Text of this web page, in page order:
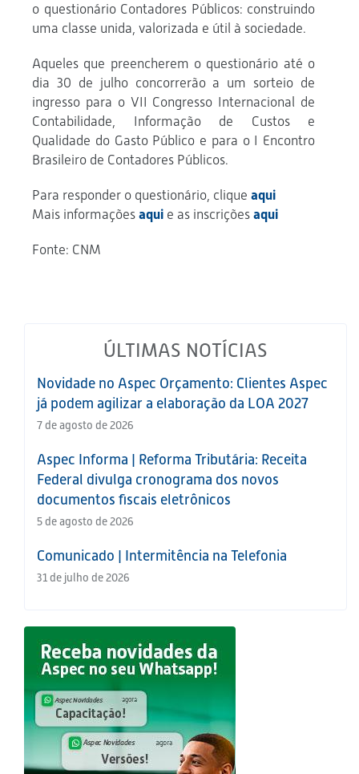
o questionário Contadores Públicos: construindo
uma classe unida, valorizada e útil à sociedade.
Aqueles que preencherem o questionário até o
dia 30 de julho concorrerão a um sorteio de
ingresso para o VII Congresso Internacional de
Contabilidade, Informação de Custos e
Qualidade do Gasto Público e para o I Encontro
Brasileiro de Contadores Públicos.
Para responder o questionário, clique aqui
Mais informações aqui e as inscrições aqui
Fonte: CNM
ÚLTIMAS NOTÍCIAS
Novidade no Aspec Orçamento: Clientes Aspec
já podem agilizar a elaboração da LOA 2027
7 de agosto de 2026
Aspec Informa | Reforma Tributária: Receita
Federal divulga cronograma dos novos
documentos fiscais eletrônicos
5 de agosto de 2026
Comunicado | Intermitência na Telefonia
31 de julho de 2026